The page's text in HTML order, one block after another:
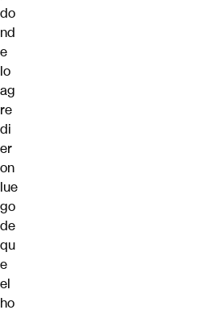
do
nd
e
lo
ag
re
di
er
on
lue
go
de
qu
e
el
ho